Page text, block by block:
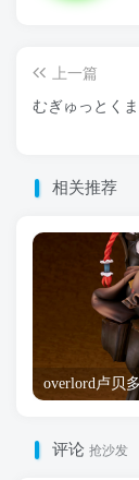
上一篇
むぎゅっとく
相关推荐
评论 抢沙发